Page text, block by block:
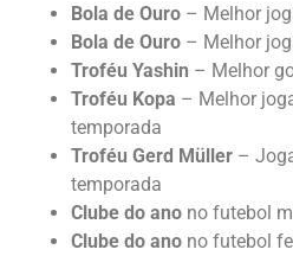
Bola de Ouro – Melhor
Bola de Ouro – Melhor
Troféu Yashin – Melhor
Troféu Kopa – Melhor
temporada
Troféu Gerd Müller –
temporada
Clube do ano no futebol
Clube do ano no futebol